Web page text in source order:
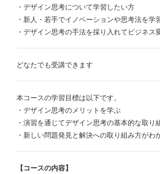
・デザイン思考について学習したい方
・新人・若手でイノベーションや思考法を学
・デザイン思考の手法を採り入れてビジネス
どなたでも受講できます
本コースの学習目標は以下です。
・デザイン思考のメリットを学ぶ
・演習を通じてデザイン思考の基本的な取り
・新しい問題発見と解決への取り組み方がわ
【コースの内容】